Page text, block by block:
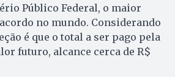
Público Federal, o maior
no mundo. Considerando
é que o total a ser pago pela
futuro, alcance cerca de R$